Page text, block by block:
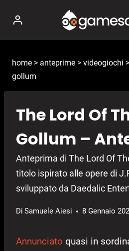
contenuto
home > anteprime > videogiochi >
gollum
The Lord Of
Gollum –
Anteprima di The Lord Of
titolo ispirato alle opere di
sviluppato da Daedalic
Di Samuele Aiesi 8 Gennaio
Annunciato quasi in